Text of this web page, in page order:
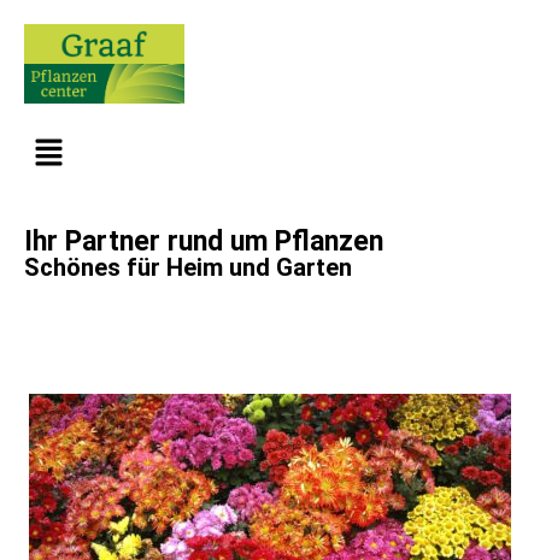
Ihr Partner rund um Pflanzen
Schönes für Heim und Garten